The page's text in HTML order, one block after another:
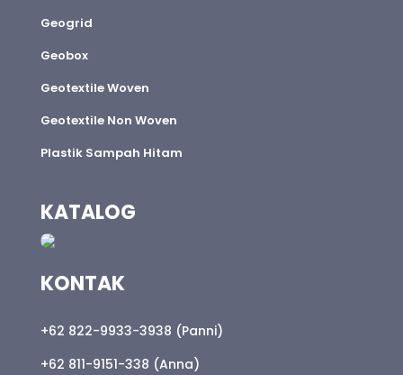
Geogrid
Geobox
Geotextile Woven
Geotextile Non Woven
Plastik Sampah Hitam
KATALOG
KONTAK
+62 822-9933-3938 (Panni)
+62 811-9151-338 (Anna)